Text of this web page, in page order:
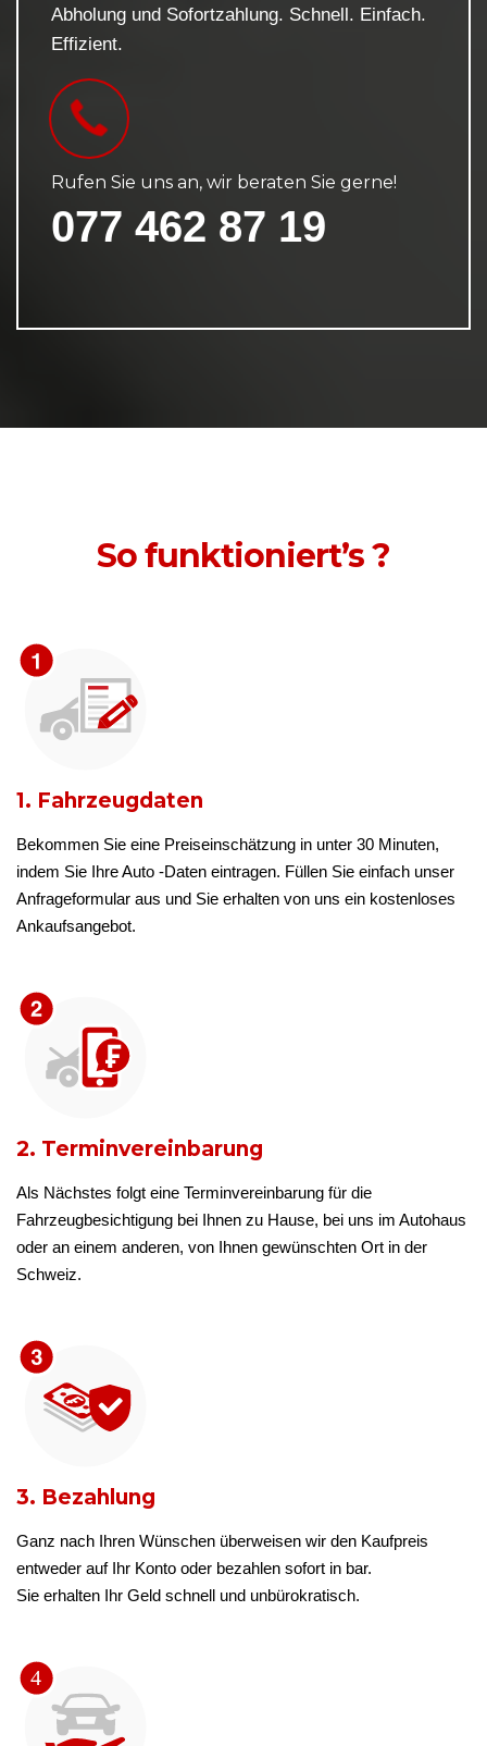
Abholung und Sofortzahlung. Schnell. Einfach.
Effizient.
Rufen Sie uns an, wir beraten Sie gerne!
077 462 87 19
So funktioniert’s ?
1. Fahrzeugdaten
Bekommen Sie eine Preiseinschätzung in unter 30 Minuten,
indem Sie Ihre Auto -Daten eintragen. Füllen Sie einfach unser
Anfrageformular aus und Sie erhalten von uns ein kostenloses
Ankaufsangebot.
2. Terminvereinbarung
Als Nächstes folgt eine Terminvereinbarung für die
Fahrzeugbesichtigung bei Ihnen zu Hause, bei uns im Autohaus
oder an einem anderen, von Ihnen gewünschten Ort in der
Schweiz.
3. Bezahlung
Ganz nach Ihren Wünschen überweisen wir den Kaufpreis
entweder auf Ihr Konto oder bezahlen sofort in bar.
Sie erhalten Ihr Geld schnell und unbürokratisch.